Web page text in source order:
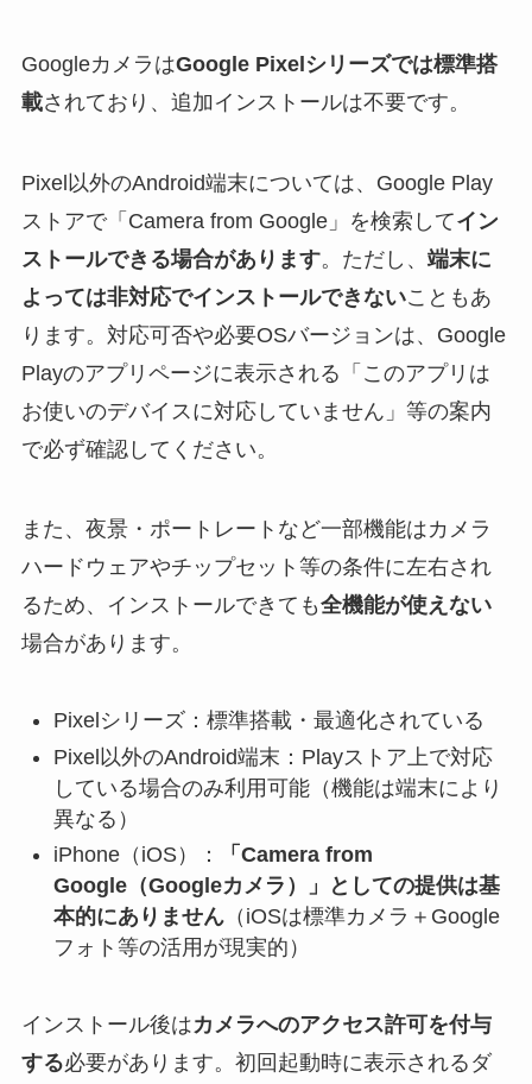
GoogleカメラはGoogle Pixelシリーズでは標準搭
載されており、追加インストールは不要です。
Pixel以外のAndroid端末については、Google Play
ストアで「Camera from Google」を検索してイン
ストールできる場合があります。ただし、 端末に
よっては非対応でインストールできないこともあ
ります。対応可否や必要OSバージョンは、Google
Playのアプリページに表示される「このアプリは
お使いのデバイスに対応していません」等の案内
で必ず確認してください。
また、夜景・ポートレートなど一部機能はカメラ
ハードウェアやチップセット等の条件に左右され
るため、インストールできても全機能が使えない
場合があります。
Pixelシリーズ：標準搭載・最適化されている
Pixel以外のAndroid端末：Playストア上で対応
している場合のみ利用可能（機能は端末により
異なる）
iPhone（iOS）：
「Camera from
Google（Googleカメラ）」としての提供は基
本的にありません（iOSは標準カメラ＋Google
フォト等の活用が現実的）
インストール後はカメラへのアクセス許可を付与
する必要があります。初回起動時に表示されるダ